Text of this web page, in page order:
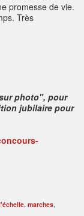
promesse de vie.
Très
photo", pour
jubilaire pour
, marches,